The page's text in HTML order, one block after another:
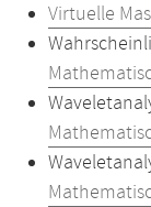
Virtuelle